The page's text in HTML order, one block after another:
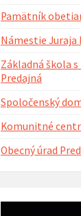
Pamätník
Námestie Juraja
Základná škola
Predajná
Spoločenský
Komunitné
Obecný úrad